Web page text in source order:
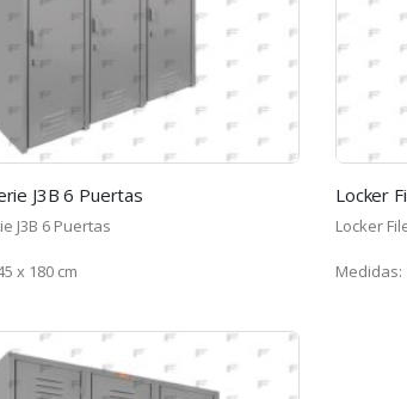
J3B 6 Puertas
J3B 6 Puertas
x 180 cm
Locker
Locker
Medidas: